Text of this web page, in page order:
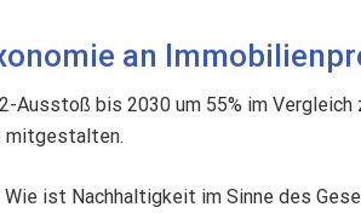
an
Ausstoß bis 2030 um 55% im
mitgestalten.
ist Nachhaltigkeit im Sinne des